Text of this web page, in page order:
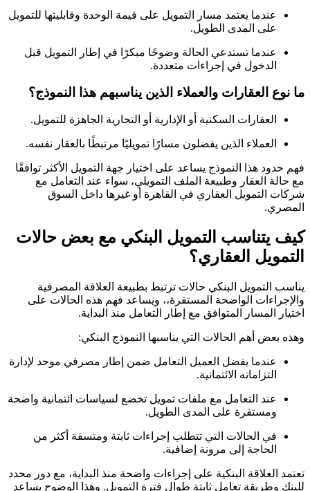
عندما يعتمد مسار التمويل على قيمة الوحدة وقابليتها للتمويل
على المدى الطويل.
عندما تستدعي الحالة وضوحًا مبكرًا في إطار التمويل قبل
الدخول في إجراءات متعددة.
ما نوع العقارات والعملاء الذين يناسبهم هذا النموذج؟
العقارات السكنية أو الإدارية أو التجارية الجاهزة للتمويل.
العملاء الذين يفضلون مسارًا تمويليًا مرتبطًا بالعقار نفسه.
فهم حدود هذا النموذج يساعد على اختيار جهة التمويل الأكثر توافقًا
مع حالة العقار وطبيعة الملف التمويلي، سواء عند التعامل مع
شركات التمويل العقاري في القاهرة أو غيرها داخل السوق
المصري.
كيف يتناسب التمويل البنكي مع بعض حالات
التمويل العقاري؟
يناسب التمويل البنكي حالات ترتبط بطبيعة العلاقة المصرفية
والإجراءات الواضحة المستقرة،، ويساعد فهم هذه الحالات على
اختيار المسار المتوافق مع إطار التعامل منذ البداية.
وهذه بعض أهم الحالات التي يناسبها النموذج البنكي:
عندما يفضل العميل التعامل ضمن إطار مصرفي موحد لإدارة
التزاماته الائتمانية.
عند التعامل مع ملفات تمويل تخضع لسياسات ائتمانية واضحة
ومستقرة على المدى الطويل.
في الحالات التي تتطلب إجراءات ثابتة ومتسقة أكثر من
الحاجة إلى مرونة إضافية.
تعتمد العلاقة البنكية على إجراءات واضحة منذ البداية، مع دور محدد
للبنك وطريقة تعامل ثابتة طوال فترة التمويل. وهذا الوضوح يساعد